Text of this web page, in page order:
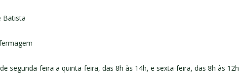
Batista
de segunda-feira a quinta-feira, das 8h às 14h, e sexta-feira, das 8h às 12h